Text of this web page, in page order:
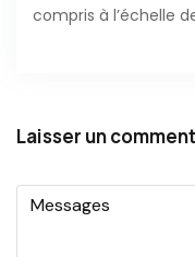
compris à l’échelle
Laisser un